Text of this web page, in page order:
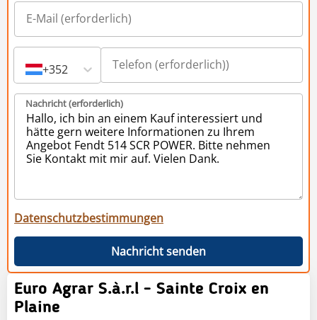
+352
Nachricht (erforderlich)
Datenschutzbestimmungen
Nachricht senden
Euro Agrar S.à.r.l - Sainte Croix en
Plaine